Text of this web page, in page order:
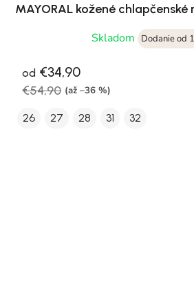
MAYORAL kožené
Skladom
Dodanie od
od €34,90
€54,90 (až –36 %)
26 27 28 31 32